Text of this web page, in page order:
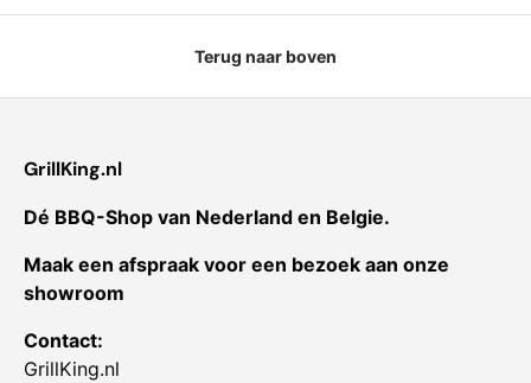
Terug naar boven
GrillKing.nl
Dé BBQ-Shop van Nederland en Belgie.
Maak een afspraak voor een bezoek aan onze
showroom
Contact:
GrillKing.nl